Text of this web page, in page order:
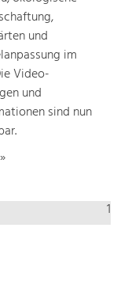
und
im
Video-
und
sind nun
1